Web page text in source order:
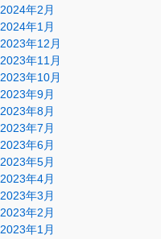
2024年2月
2024年1月
2023年12月
2023年11月
2023年10月
2023年9月
2023年8月
2023年7月
2023年6月
2023年5月
2023年4月
2023年3月
2023年2月
2023年1月